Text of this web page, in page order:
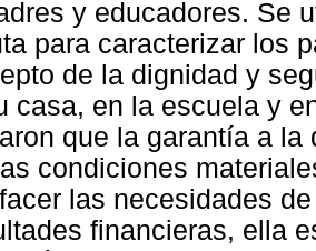
y educadores. Se
para caracterizar los
de la dignidad y
casa, en la escuela y
que la garantía a
condiciones
las necesidades
financieras, ella